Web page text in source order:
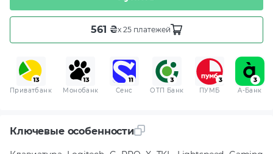
561 ₴x 25 платежей
Приватбанк Монобанк Сенс ОТП Банк ПУМБ A-Банк
Ключевые особенности